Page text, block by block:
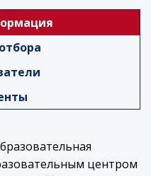
центром